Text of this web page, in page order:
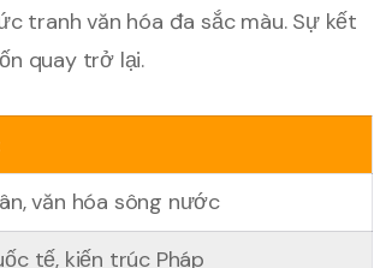
tranh văn hóa đa sắc màu. Sự kết
quay trở lại.
văn hóa sông nước
tế, kiến trúc Pháp